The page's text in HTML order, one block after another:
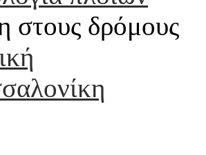
στους δρόμους